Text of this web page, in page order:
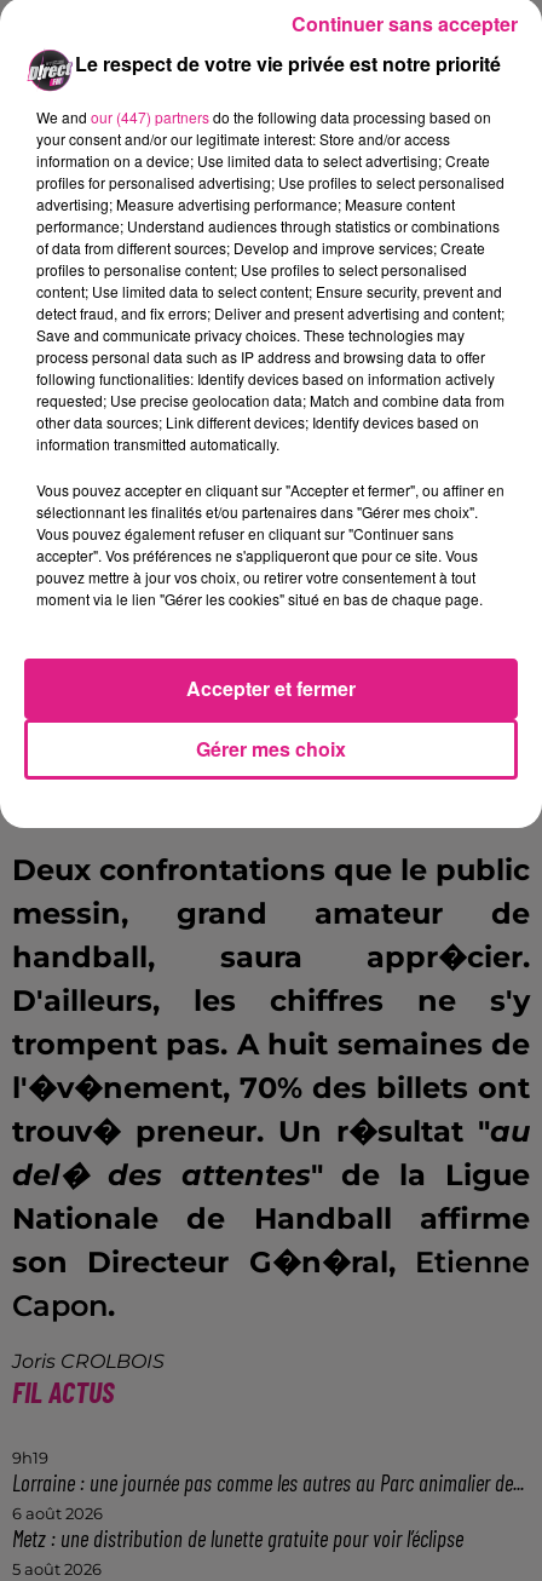
Ar�nes de Metz
on l'�coute :
L'autre demi-finale entreIstreset
Toulousesera tout autant
attendue. Les Toulousains,
finalistesde l'�dition en2015
affrontent la surprenante �quipe
istr�enne, qui commence a �tre
habitu�e � atteindre ce stade de
la comp�tition. AMiamien 2009,
les Provencaux avaient surpris
tout le monde en se hissant en
fin � 'h�g�monie
montpelli�raine. Les H�raultais
avaient remport� les cinq
Deux confrontations que le public
messin, grand amateur de
handball, saura appr�cier.
D'ailleurs, les chiffres ne s'y
trompent pas. A huit semaines de
l'�v�nement, 70% des billets ont
trouv� preneur. Un r�sultat "au
del� des attentes" de la Ligue
Nationale de Handball affirme
son Directeur G�n�ral, Etienne
Capon.
Joris CROLBOIS
FIL ACTUS
9h19
Lorraine : une journée pas comme les autres au Parc animalier de...
6 août 2026
Metz : une distribution de lunette gratuite pour voir l’éclipse
5 août 2026
Le respect de votre vie privée est notre priorité
We and our (447) partnersdo the following data processing based on
your consent and/or our legitimate interest: Store and/or access
information on a device; Use limited data to select advertising; Create
profiles for personalised advertising; Use profiles to select personalised
advertising; Measure advertising performance; Measure content
performance; Understand audiences through statistics or combinations
of data from different sources; Develop and improve services; Create
profiles to personalise content; Use profiles to select personalised
content; Use limited data to select content; Ensure security, prevent and
detect fraud, and fix errors; Deliver and present advertising and content;
Save and communicate privacy choices. These technologies may
process personal data such as IP address and browsing data to offer
following functionalities: Identify devices based on information actively
requested; Use precise geolocation data; Match and combine data from
other data sources; Link different devices; Identify devices based on
information transmitted automatically.
Vous pouvez accepter en cliquant sur "Accepter et fermer", ou affiner en
sélectionnant les finalités et/ou partenaires dans "Gérer mes choix".
Vous pouvez également refuser en cliquant sur "Continuer sans
accepter". Vos préférences ne s'appliqueront que pour ce site. Vous
pouvez mettre à jour vos choix, ou retirer votre consentement à tout
moment via le lien "Gérer les cookies" situé en bas de chaque page.
Gérer mes choix
Accepter et fermer
Continuer sans accepter